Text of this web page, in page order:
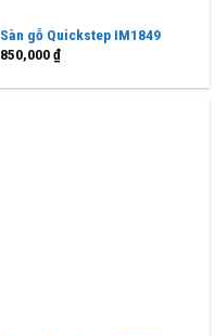
Sàn gỗ Quickstep IM1849
850,000₫